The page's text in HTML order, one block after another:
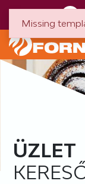
ÜZLET
Missing